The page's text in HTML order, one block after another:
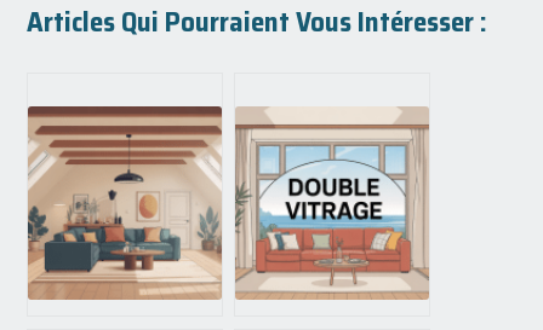
Articles Qui Pourraient Vous Intéresser :